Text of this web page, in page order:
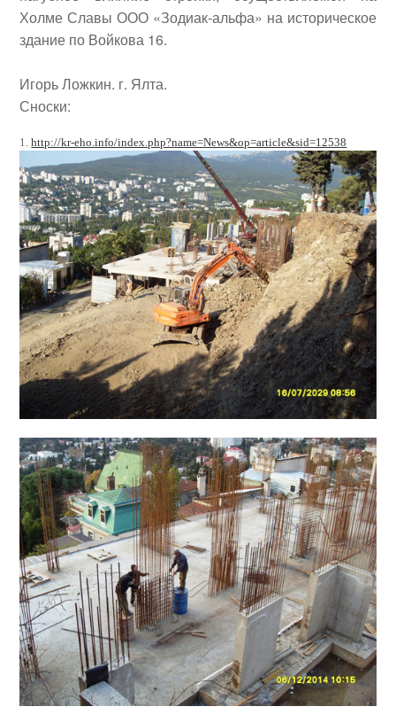
Холме Славы ООО «Зодиак-альфа» на историческое
здание по Войкова 16.
Игорь Ложкин. г. Ялта.
Сноски:
1.http://kr-eho.info/index.php?name=News&op=article&sid=12538